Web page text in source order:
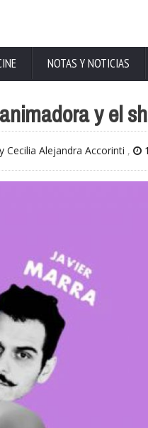
NOTAS Y NOTICIAS
y el
Cecilia Alejandra Accorinti ,